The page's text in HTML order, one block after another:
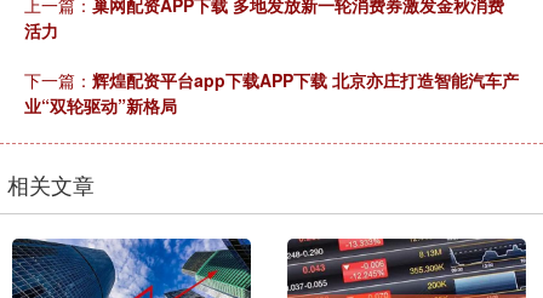
上一篇： 巢网配资APP下载 多地发放新一轮消费券激发金秋消费
活力
下一篇： 辉煌配资平台app下载APP下载 北京亦庄打造智能汽车产
业“双轮驱动”新格局
相关文章